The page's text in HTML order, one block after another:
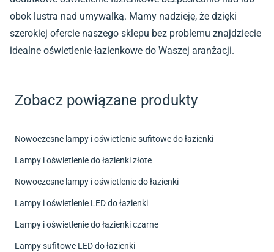
obok lustra nad umywalką. Mamy nadzieję, że dzięki
szerokiej ofercie naszego sklepu bez problemu znajdziecie
idealne oświetlenie łazienkowe do Waszej aranżacji.
Zobacz powiązane produkty
Nowoczesne lampy i oświetlenie sufitowe do łazienki
Lampy i oświetlenie do łazienki złote
Nowoczesne lampy i oświetlenie do łazienki
Lampy i oświetlenie LED do łazienki
Lampy i oświetlenie do łazienki czarne
Lampy sufitowe LED do łazienki